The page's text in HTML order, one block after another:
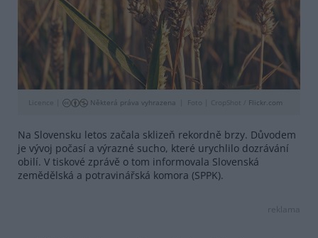
Licence | Některá práva vyhrazena Foto | CropShot / Flickr.com
Na Slovensku letos začala sklizeň rekordně brzy. Důvodem
je vývoj počasí a výrazné sucho, které urychlilo dozrávání
obilí. V tiskové zprávě o tom informovala Slovenská
zemědělská a potravinářská komora (SPPK).
reklama